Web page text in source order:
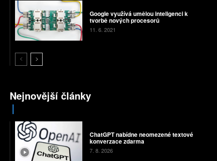
Google využívá umělou inteligenci k
tvorbě nových procesorů
11. 6. 2021
Nejnovější články
ChatGPT nabídne neomezené textové
konverzace zdarma
7. 8. 2026